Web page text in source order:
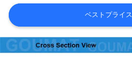
行
品
ベストプライス